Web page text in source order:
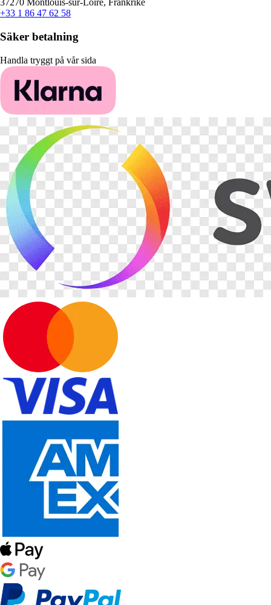
37270 Montlouis-sur-Loire, Frankrike
+33 1 86 47 62 58
Säker betalning
Handla tryggt på vår sida